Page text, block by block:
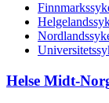
Helse Midt-